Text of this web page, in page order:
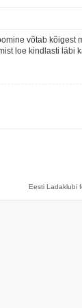
võtab
loe kindlasti
Eesti Ladaklubi